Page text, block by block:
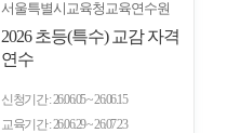
서울특별시교육청교육연수원
2026 초등(특수) 교감 자격
연수
신청기간 26.06.05 ~ 26.06.15
교육기간 26.06.29 ~ 26.07.23